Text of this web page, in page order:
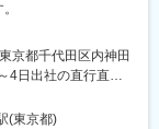
京都千代田区内神田
4日出社の直行直帰
地下鉄「大手町
歩8分・JR「神田
(東京都)